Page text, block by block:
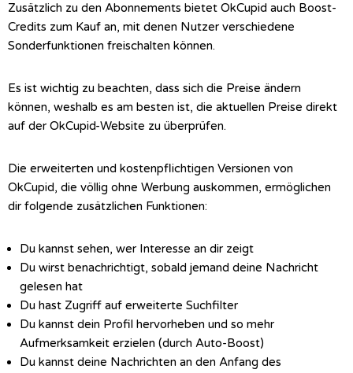
Zusätzlich zu den Abonnements bietet OkCupid auch Boost-
Credits zum Kauf an, mit denen Nutzer verschiedene
Sonderfunktionen freischalten können.
Es ist wichtig zu beachten, dass sich die Preise ändern
können, weshalb es am besten ist, die aktuellen Preise direkt
auf der OkCupid-Website zu überprüfen.
Die erweiterten und kostenpflichtigen Versionen von
OkCupid, die völlig ohne Werbung auskommen, ermöglichen
dir folgende zusätzlichen Funktionen:
Du kannst sehen, wer Interesse an dir zeigt
Du wirst benachrichtigt, sobald jemand deine Nachricht
gelesen hat
Du hast Zugriff auf erweiterte Suchfilter
Du kannst dein Profil hervorheben und so mehr
Aufmerksamkeit erzielen (durch Auto-Boost)
Du kannst deine Nachrichten an den Anfang des